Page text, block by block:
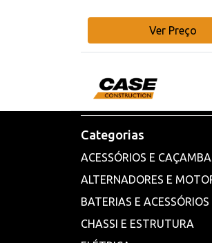
Ver Preço
Categorias
ACESSÓRIOS E
ALTERNADORES E
BATERIAS E ACESSÓRIOS
CHASSI E ESTRUTURA